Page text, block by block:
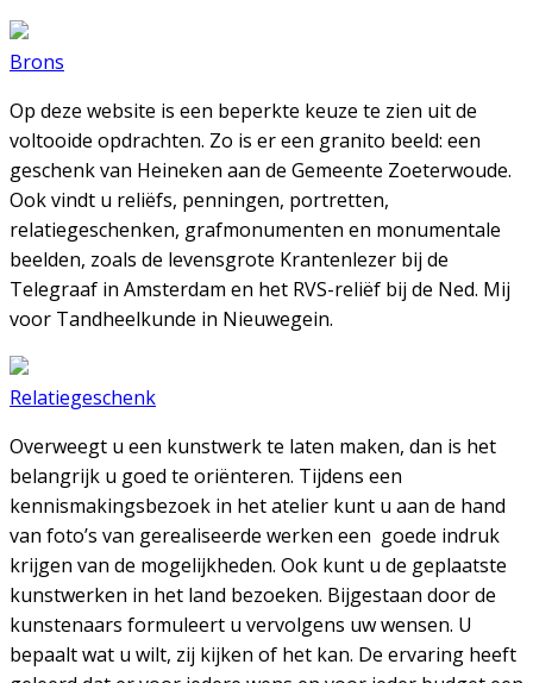
Brons
Op deze website is een beperkte keuze te zien uit de
voltooide opdrachten. Zo is er een granito beeld: een
geschenk van Heineken aan de Gemeente Zoeterwoude.
Ook vindt u reliëfs, penningen, portretten,
relatiegeschenken, grafmonumenten en monumentale
beelden, zoals de levensgrote Krantenlezer bij de
Telegraaf in Amsterdam en het RVS-reliëf bij de Ned. Mij
voor Tandheelkunde in Nieuwegein.
Relatiegeschenk
Overweegt u een kunstwerk te laten maken, dan is het
belangrijk u goed te oriënteren. Tijdens een
kennismakingsbezoek in het atelier kunt u aan de hand
van foto’s van gerealiseerde werken een goede indruk
krijgen van de mogelijkheden. Ook kunt u de geplaatste
kunstwerken in het land bezoeken. Bijgestaan door de
kunstenaars formuleert u vervolgens uw wensen. U
bepaalt wat u wilt, zij kijken of het kan. De ervaring heeft